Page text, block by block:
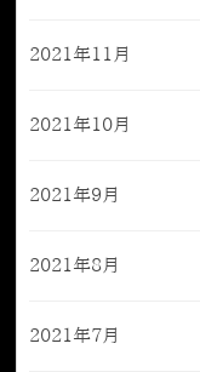
2021年11月
2021年10月
2021年9月
2021年8月
2021年7月